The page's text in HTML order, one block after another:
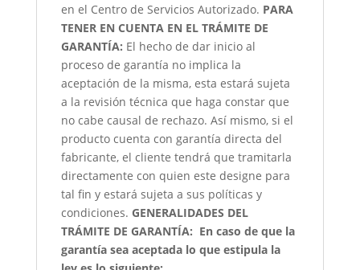
en el Centro de Servicios Autorizado. PARA
TENER EN CUENTA EN EL TRÁMITE DE
GARANTÍA: El hecho de dar inicio al
proceso de garantía no implica la
aceptación de la misma, esta estará sujeta
a la revisión técnica que haga constar que
no cabe causal de rechazo. Así mismo, si el
producto cuenta con garantía directa del
fabricante, el cliente tendrá que tramitarla
directamente con quien este designe para
tal fin y estará sujeta a sus políticas y
condiciones. GENERALIDADES DEL
TRÁMITE DE GARANTÍA: En caso de que la
garantía sea aceptada lo que estipula la